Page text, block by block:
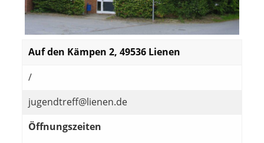
Auf den Kämpen 2, 49536 Lienen
/
jugendtreff@lienen.de
Öffnungszeiten